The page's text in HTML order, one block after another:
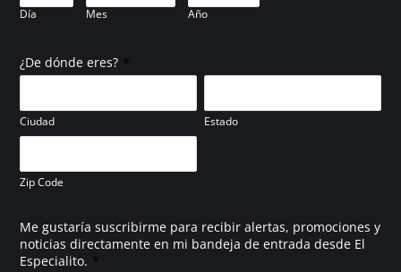
Día Mes Año
¿De dónde eres? *
Ciudad Estado
Zip Code
Me gustaría suscribirme para recibir alertas, promociones y
noticias directamente en mi bandeja de entrada desde El
Especialito. *